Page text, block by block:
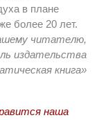
в плане
более 20 лет.
читателю,
издательства
книга»
наша